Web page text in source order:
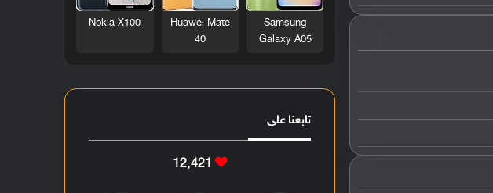
Samsung
Galaxy A05
Huawei Mate
40
Nokia X100
تابعنا على
12٬421